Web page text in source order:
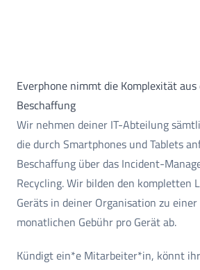
Everphone nimmt die Komplexität
Beschaffung
Wir nehmen deiner IT-Abteilung
die durch Smartphones und Tablets
Beschaffung über das Incident-
Recycling. Wir bilden den kompletten
Geräts in deiner Organisation zu
monatlichen Gebühr pro Gerät ab.
Kündigt ein*e Mitarbeiter*in, könnt